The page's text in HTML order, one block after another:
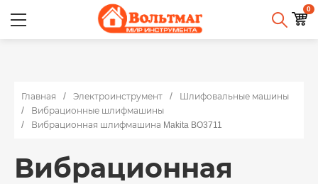
0
Главная Электроинструмент
Шлифовальные машины
Вибрационные шлифмашины
Вибрационная шлифмашина Makita BO3711
Вибрационная